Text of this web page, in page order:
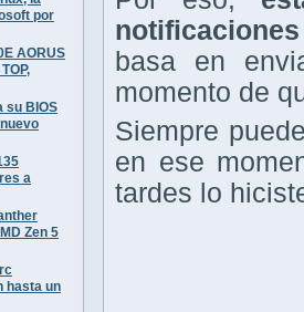
por
AORUS
su BIOS
a
Zen 5
hasta un
basa en
momento de
Siempre
en ese
tardes lo